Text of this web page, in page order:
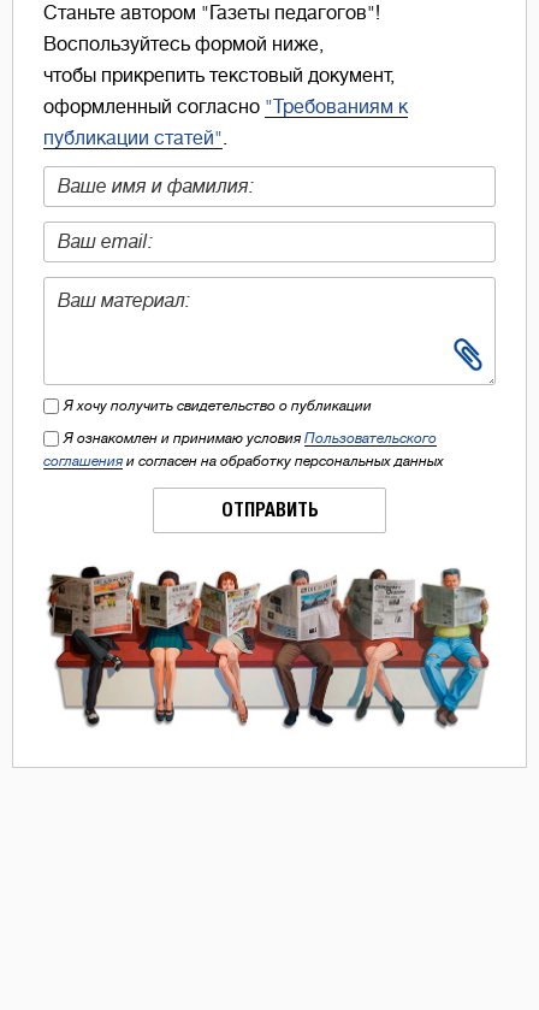
Станьте автором "Газеты педагогов"!
Воспользуйтесь формой ниже,
чтобы прикрепить текстовый документ,
оформленный согласно "Требованиям к
публикации статей".
Я хочу получить свидетельство о публикации
Я ознакомлен и принимаю условия Пользовательского
соглашения и согласен на обработку персональных данных
ОТПРАВИТЬ